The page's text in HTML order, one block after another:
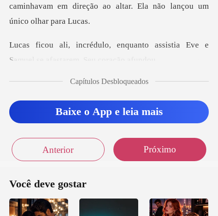
Sair
caminhavam em direção ao altar
uanto assistia Eve e
Samuel se
ob Capítulos Desbloqueados
Baixe o App e leia mais
Anterior Próximo
Você deve gostar